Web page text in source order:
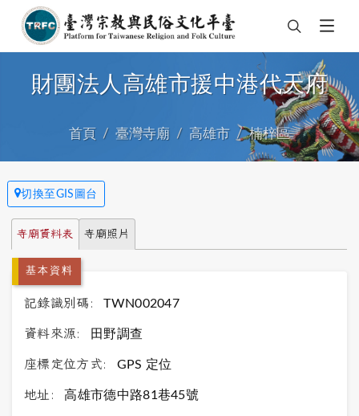
財團法人高雄市援中港代天府
首頁 臺灣寺廟 高雄市 楠梓區
切換至GIS圖台
寺廟資料表 寺廟照片
基本資料
記錄識別碼: TWN002047
資料來源: 田野調查
座標定位方式: GPS 定位
地址: 高雄市德中路81巷45號